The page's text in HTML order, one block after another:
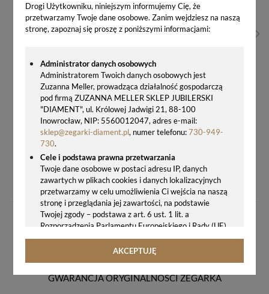
Drogi Użytkowniku, niniejszym informujemy Cię, że
przetwarzamy Twoje dane osobowe. Zanim wejdziesz na naszą
stronę, zapoznaj się proszę z poniższymi informacjami:
Administrator danych osobowych
Administratorem Twoich danych osobowych jest
Zuzanna Meller, prowadząca działalność gospodarczą
pod firmą ZUZANNA MELLER SKLEP JUBILERSKI
"DIAMENT", ul. Królowej Jadwigi 21, 88-100
Inowrocław, NIP: 5560012047, adres e-mail:
sklep@zegarki-diament.pl, numer telefonu:730-949-
730.
Cele i podstawa prawna przetwarzania
Twoje dane osobowe w postaci adresu IP, danych
zawartych w plikach cookies i danych lokalizacyjnych
przetwarzamy w celu umożliwienia Ci wejścia na naszą
stronę i przeglądania jej zawartości, na podstawie
Twojej zgody – podstawa z art. 6 ust. 1 lit. a
Rozporządzenia Parlamentu Europejskiego i Rady (UE)
2016/679 z 27.04.2016 r. w sprawie ochrony osób
fizycznych w związku z przetwarzaniem danych
rozporządzenie o ochronie danych, tj. RODO).
AKCEPTUJĘ
198,00 zł
GWARANCJA ORYGINALNOŚCI ZEGARKA